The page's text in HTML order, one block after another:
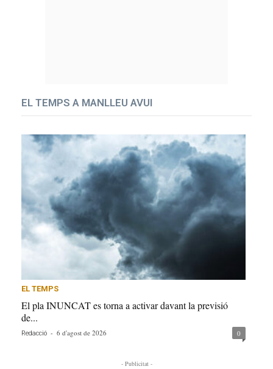
EL TEMPS A MANLLEU AVUI
EL TEMPS
El pla INUNCAT es torna a activar davant la previsió
de...
Redacció - 6 d'agost de 2026 0
- Publicitat -